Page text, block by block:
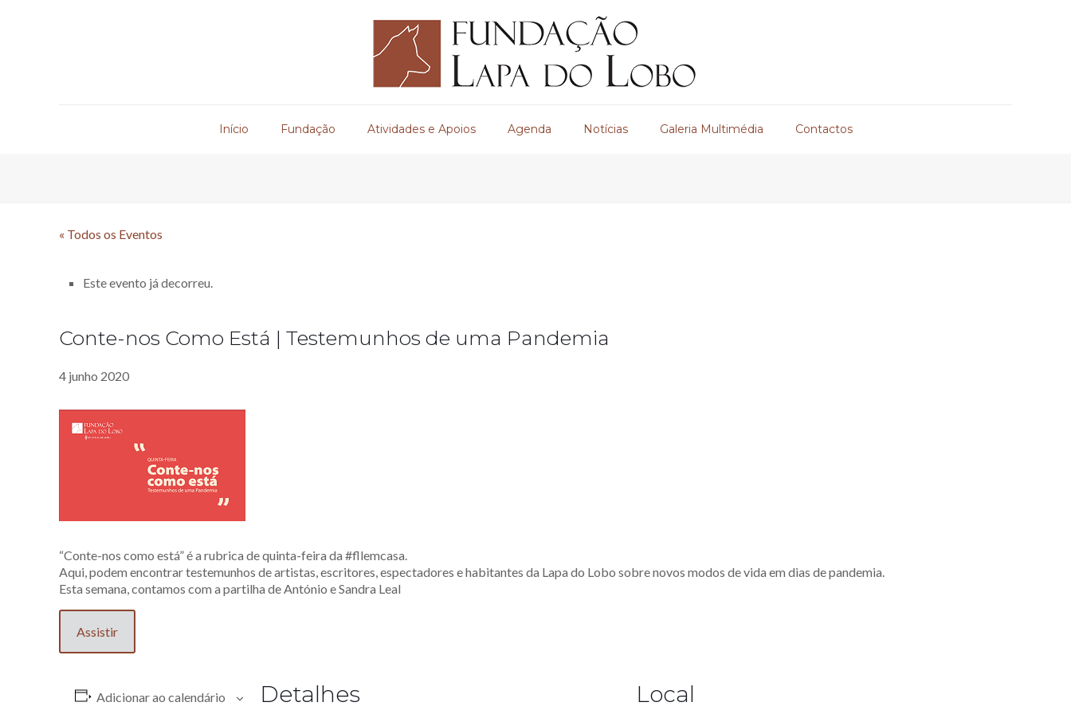
Início Fundação Atividades e Apoios Agenda Notícias Galeria Multimédia Contactos
« Todos os Eventos
Este evento já decorreu.
Conte-nos Como Está | Testemunhos de uma Pandemia
4 junho 2020
“Conte-nos como está” é a rubrica de quinta-feira da #fllemcasa.
Aqui, podem encontrar testemunhos de artistas, escritores, espectadores e habitantes da Lapa do Lobo sobre novos modos de vida em dias de pandemia.
Esta semana, contamos com a partilha de António e Sandra Leal
Assistir
Adicionar ao calendário Detalhes Local